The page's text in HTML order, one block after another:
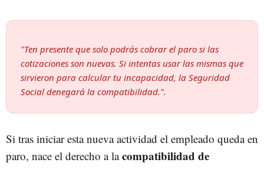
"Ten presente que solo podrás cobrar el paro si las
cotizaciones son nuevas. Si intentas usar las mismas que
sirvieron para calcular tu incapacidad, la Seguridad
Social denegará la compatibilidad.".
Si tras iniciar esta nueva actividad el empleado queda en
paro, nace el derecho a lacompatibilidad de